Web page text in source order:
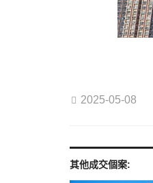
2025-05-08
其他成交個案: